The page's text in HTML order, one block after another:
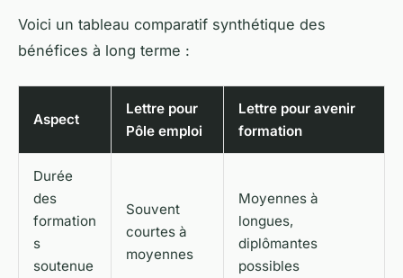
Voici un tableau comparatif synthétique des
bénéfices à long terme :
Aspect
Lettre pour
Pôle emploi
Lettre pour avenir
formation
Durée
des
formation
s
soutenue
Souvent
courtes à
moyennes
Moyennes à
longues,
diplômantes
possibles